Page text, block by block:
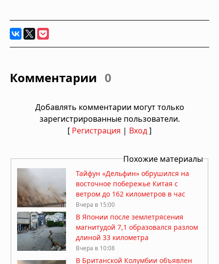
Комментарии 0
Добавлять комментарии могут только
зарегистрированные пользователи.
[ Регистрация | Вход]
Похожие материалы
Тайфун «Дельфин» обрушился на
восточное побережье Китая с
ветром до 162 километров в час
Вчера в 15:00
В Японии после землетрясения
магнитудой 7,1 образовался разлом
длиной 33 километра
Вчера в 10:08
В Британской Колумбии объявлен